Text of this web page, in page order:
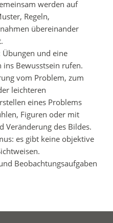
werden auf
Regeln,
übereinander
und eine
ins Bewusstsein rufen.
vom Problem, zum
leichteren
eines Problems
Figuren oder mit
Veränderung des Bildes.
es gibt keine objektive
Beobachtungsaufgaben